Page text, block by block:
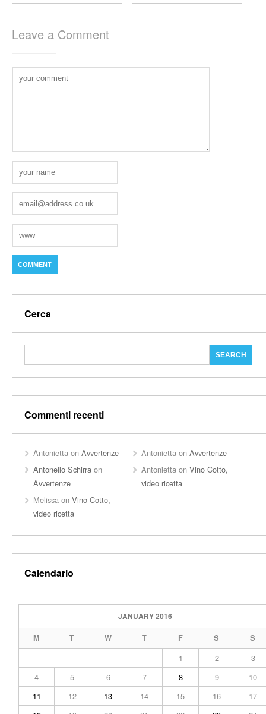
Leave a Comment
Cerca
Commenti recenti
Antonietta on Avvertenze Antonietta onAvvertenze
Antonello Schirra on
Avvertenze
Antonietta onVino Cotto,
video ricetta
Melissa on Vino Cotto,
video ricetta
Calendario
JANUARY 2016
M T W T F S S
1 2
3
4
5 6 7 8 9
10
11
12 13 14 15 16
17